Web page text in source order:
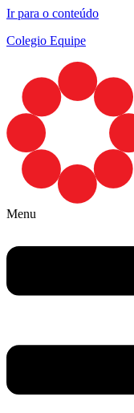
Ir para o conteúdo
Colegio Equipe
Menu